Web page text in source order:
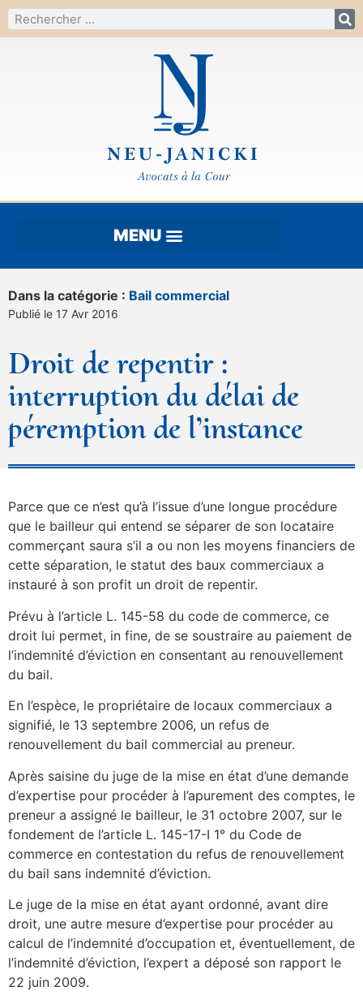
Dans la catégorie : Bail commercial
Publié le 17 Avr 2016
Droit de repentir :
interruption du délai de
péremption de l’instance
Parce que ce n’est qu’à l’issue d’une longue procédure
que le bailleur qui entend se séparer de son locataire
commerçant saura s’il a ou non les moyens financiers de
cette séparation, le statut des baux commerciaux a
instauré à son profit un droit de repentir.
Prévu à l’article L. 145-58 du code de commerce, ce
droit lui permet, in fine, de se soustraire au paiement de
l’indemnité d’éviction en consentant au renouvellement
du bail.
En l’espèce, le propriétaire de locaux commerciaux a
signifié, le 13 septembre 2006, un refus de
renouvellement du bail commercial au preneur.
Après saisine du juge de la mise en état d’une demande
d’expertise pour procéder à l’apurement des comptes, le
preneur a assigné le bailleur, le 31 octobre 2007, sur le
fondement de l’article L. 145-17-I 1° du Code de
commerce en contestation du refus de renouvellement
du bail sans indemnité d’éviction.
Le juge de la mise en état ayant ordonné, avant dire
droit, une autre mesure d’expertise pour procéder au
calcul de l’indemnité d’occupation et, éventuellement, de
l’indemnité d’éviction, l’expert a déposé son rapport le
22 juin 2009.